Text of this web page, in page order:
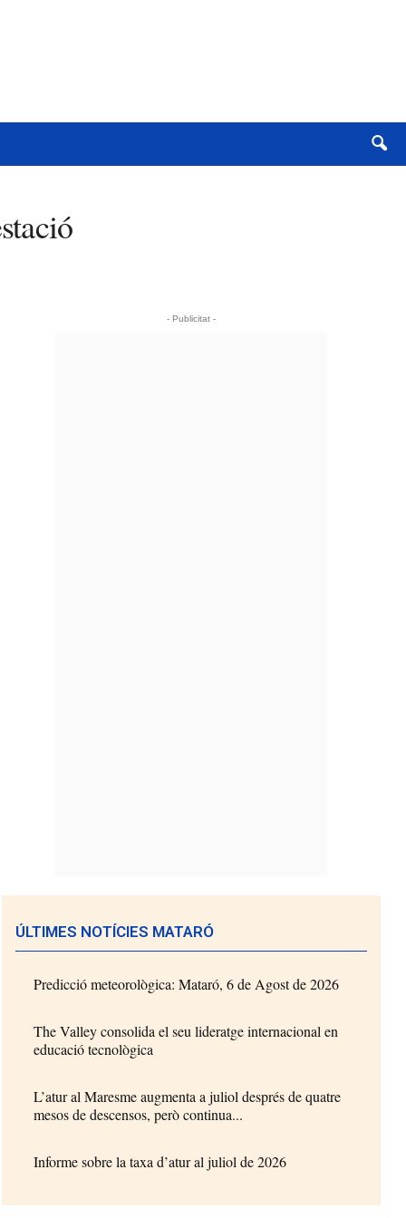
- Publicitat -
ÚLTIMES NOTÍCIES MATARÓ
Predicció meteorològica: Mataró, 6 de Agost de 2026
The Valley consolida el seu lideratge internacional en
educació tecnològica
L’atur al Maresme augmenta a juliol després de quatre
mesos de descensos, però continua...
Informe sobre la taxa d’atur al juliol de 2026